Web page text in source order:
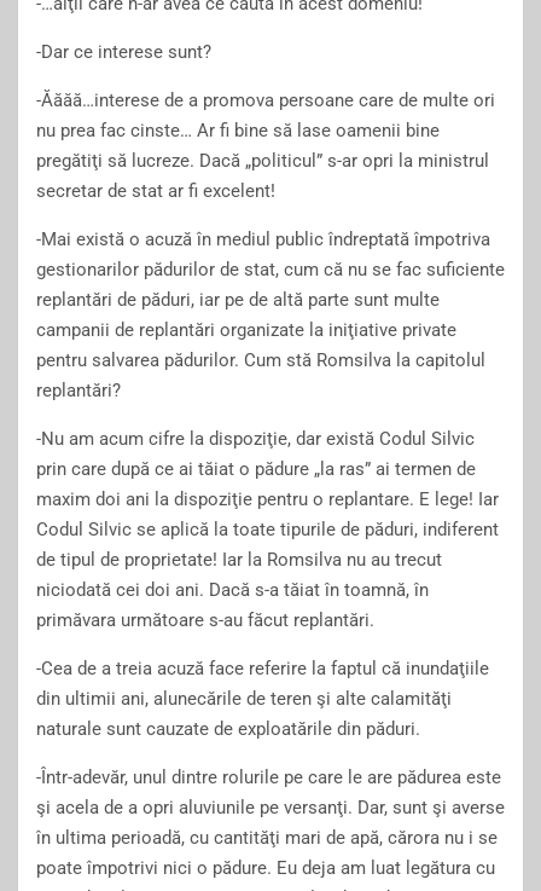
-Dar ce interese sunt?
-Ăăăă…interese de a promova persoane care de multe ori
nu prea fac cinste… Ar fi bine să lase oamenii bine
pregătiţi să lucreze. Dacă „politicul” s-ar opri la ministrul
secretar de stat ar fi excelent!
-Mai există o acuză în mediul public îndreptată împotriva
gestionarilor pădurilor de stat, cum că nu se fac suficiente
replantări de păduri, iar pe de altă parte sunt multe
campanii de replantări organizate la iniţiative private
pentru salvarea pădurilor. Cum stă Romsilva la capitolul
replantări?
-Nu am acum cifre la dispoziţie, dar există Codul Silvic
prin care după ce ai tăiat o pădure „la ras” ai termen de
maxim doi ani la dispoziţie pentru o replantare. E lege! Iar
Codul Silvic se aplică la toate tipurile de păduri, indiferent
de tipul de proprietate! Iar la Romsilva nu au trecut
niciodată cei doi ani. Dacă s-a tăiat în toamnă, în
primăvara următoare s-au făcut replantări.
-Cea de a treia acuză face referire la faptul că inundaţiile
din ultimii ani, alunecările de teren şi alte calamităţi
naturale sunt cauzate de exploatările din păduri.
-Într-adevăr, unul dintre rolurile pe care le are pădurea este
şi acela de a opri aluviunile pe versanţi. Dar, sunt şi averse
în ultima perioadă, cu cantităţi mari de apă, cărora nu i se
poate împotrivi nici o pădure. Eu deja am luat legătura cu